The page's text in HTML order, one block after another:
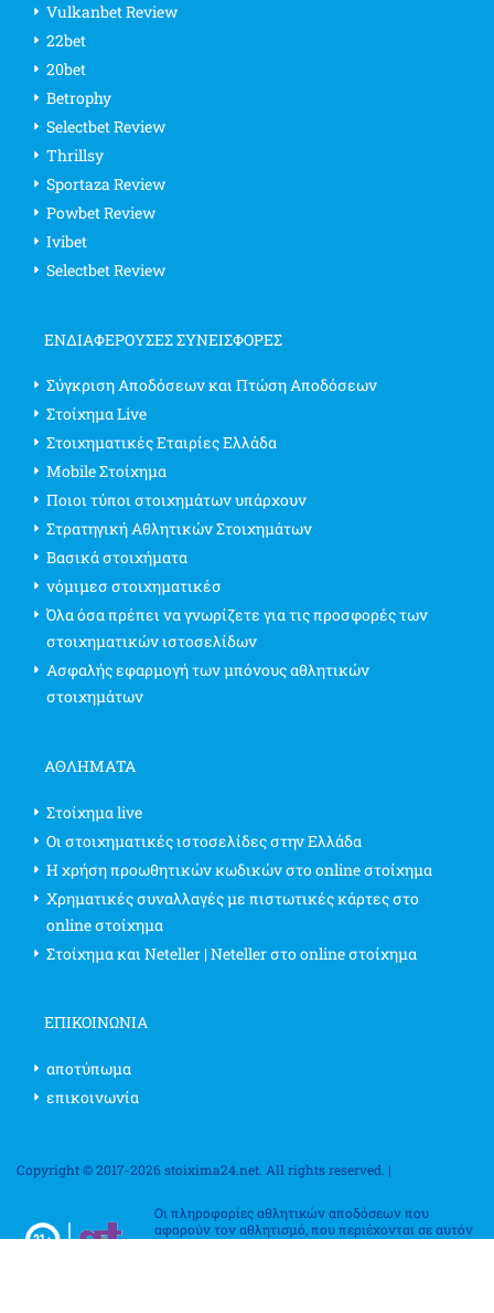
Vulkanbet Review
22bet
20bet
Betrophy
Selectbet Review
Thrillsy
Sportaza Review
Powbet Review
Ivibet
Selectbet Review
ΕΝΔΙΑΦΈΡΟΥΣΕΣ ΣΥΝΕΙΣΦΟΡΈΣ
Σύγκριση Αποδόσεων και Πτώση Αποδόσεων
Στοίχημα Live
Στοιχηματικές Εταιρίες Ελλάδα
Mobile Στοίχημα
Ποιοι τύποι στοιχημάτων υπάρχουν
Στρατηγική Αθλητικών Στοιχημάτων
Βασικά στοιχήματα
νόμιμεσ στοιχηματικέσ
Όλα όσα πρέπει να γνωρίζετε για τις προσφορές των
στοιχηματικών ιστοσελίδων
Ασφαλής εφαρμογή των μπόνους αθλητικών
στοιχημάτων
ΑΘΛΗΜΑΤΑ
Στοίχημα live
Οι στοιχηματικές ιστοσελίδες στην Ελλάδα
Η χρήση προωθητικών κωδικών στο online στοίχημα
Χρηματικές συναλλαγές με πιστωτικές κάρτες στο
online στοίχημα
Στοίχημα και Neteller | Neteller στο online στοίχημα
ΕΠΙΚΟΙΝΩΝΊΑ
αποτύπωμα
επικοινωνία
Copyright © 2017-2026 stoixima24.net. All rights reserved. |
Οι πληροφορίες αθλητικών αποδόσεων που
αφορούν τον αθλητισμό, που περιέχονται σε αυτόν